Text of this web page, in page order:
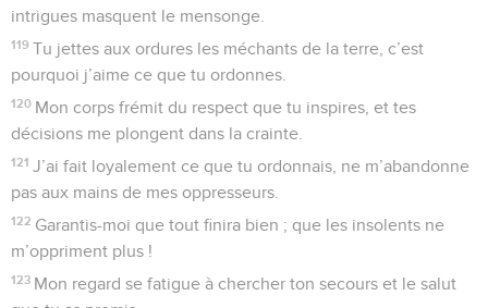
intrigues masquent le mensonge.
119 Tu jettes aux ordures les méchants de la terre, c’est
pourquoi j’aime ce que tu ordonnes.
120 Mon corps frémit du respect que tu inspires, et tes
décisions me plongent dans la crainte.
121 J’ai fait loyalement ce que tu ordonnais, ne m’abandonne
pas aux mains de mes oppresseurs.
122 Garantis-moi que tout finira bien ; que les insolents ne
m’oppriment plus !
123 Mon regard se fatigue à chercher ton secours et le salut